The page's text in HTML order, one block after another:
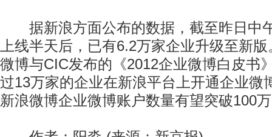
据新浪方面公布的数据，截至昨日中
上线半天后，已有6.2万家企业升级至新
微博与CIC发布的《2012企业微博白皮书
过13万家的企业在新浪平台上开通企业微
新浪微博企业微博账户数量有望突破100